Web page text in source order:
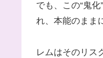
でも、この“鬼
れ、本能のまま
レムはそのリス